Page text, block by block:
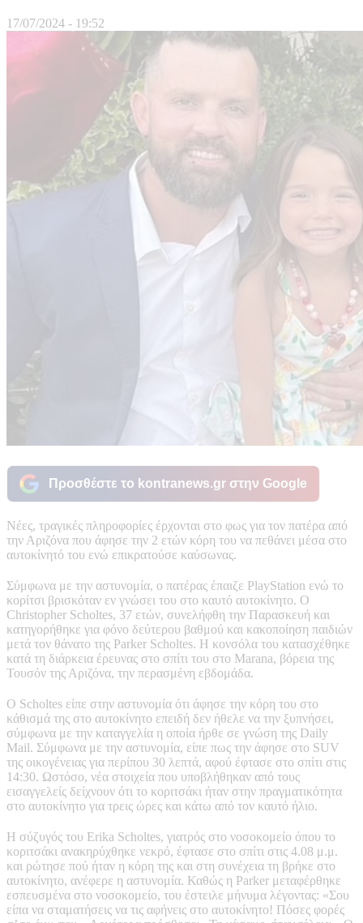
17/07/2024 - 19:52
Προσθέστε το kontranews.gr στην Google
Νέες, τραγικές πληροφορίες έρχονται στο φως για τον πατέρα από
την Αριζόνα που άφησε την 2 ετών κόρη του να πεθάνει μέσα στο
αυτοκίνητό του ενώ επικρατούσε καύσωνας.
Σύμφωνα με την αστυνομία, ο πατέρας έπαιζε PlayStation ενώ το
κορίτσι βρισκόταν εν γνώσει του στο καυτό αυτοκίνητο. Ο
Christopher Scholtes, 37 ετών, συνελήφθη την Παρασκευή και
κατηγορήθηκε για φόνο δεύτερου βαθμού και κακοποίηση παιδιών
μετά τον θάνατο της Parker Scholtes. Η κονσόλα του κατασχέθηκε
κατά τη διάρκεια έρευνας στο σπίτι του στο Marana, βόρεια της
Τουσόν της Αριζόνα, την περασμένη εβδομάδα.
Ο Scholtes είπε στην αστυνομία ότι άφησε την κόρη του στο
κάθισμά της στο αυτοκίνητο επειδή δεν ήθελε να την ξυπνήσει,
σύμφωνα με την καταγγελία η οποία ήρθε σε γνώση της Daily
Mail. Σύμφωνα με την αστυνομία, είπε πως την άφησε στο SUV
της οικογένειας για περίπου 30 λεπτά, αφού έφτασε στο σπίτι στις
14:30. Ωστόσο, νέα στοιχεία που υποβλήθηκαν από τους
εισαγγελείς δείχνουν ότι το κοριτσάκι ήταν στην πραγματικότητα
στο αυτοκίνητο για τρεις ώρες και κάτω από τον καυτό ήλιο.
Η σύζυγός του Erika Scholtes, γιατρός στο νοσοκομείο όπου το
κοριτσάκι ανακηρύχθηκε νεκρό, έφτασε στο σπίτι στις 4.08 μ.μ.
και ρώτησε πού ήταν η κόρη της και στη συνέχεια τη βρήκε στο
αυτοκίνητο, ανέφερε η αστυνομία. Καθώς η Parker μεταφέρθηκε
εσπευσμένα στο νοσοκομείο, του έστειλε μήνυμα λέγοντας: «Σου
είπα να σταματήσεις να τις αφήνεις στο αυτοκίνητο! Πόσες φορές